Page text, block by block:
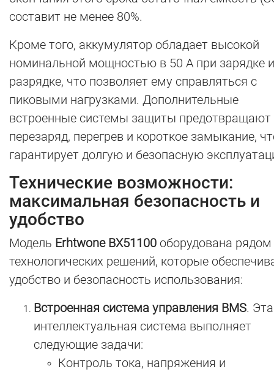
составит не менее 80%.
Кроме того, аккумулятор обладает высокой
номинальной мощностью в 50 А при зарядке и
разрядке, что позволяет ему справляться с
пиковыми нагрузками. Дополнительные
встроенные системы защиты предотвращают
перезаряд, перегрев и короткое замыкание,
гарантирует долгую и безопасную
Технические возможности:
максимальная безопасность и
удобство
Модель Erhtwone BX51100 оборудована рядом
технологических решений, которые
удобство и безопасность использования:
Встроенная система управления BMS. Эта
интеллектуальная система выполняет
следующие задачи:
Контроль тока, напряжения и